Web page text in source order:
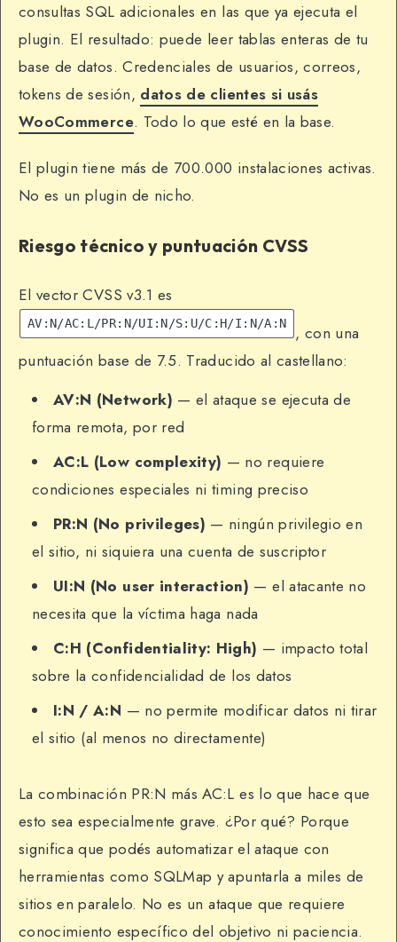
consultas SQL adicionales en las que ya ejecuta el
plugin. El resultado: puede leer tablas enteras de tu
base de datos. Credenciales de usuarios, correos,
tokens de sesión, datos de clientes si usás
WooCommerce. Todo lo que esté en la base.
El plugin tiene más de 700.000 instalaciones activas.
No es un plugin de nicho.
Riesgo técnico y puntuación CVSS
El vector CVSS v3.1 es
AV:N/AC:L/PR:N/UI:N/S:U/C:H/I:N/A:N
, con una
puntuación base de 7.5. Traducido al castellano:
AV:N (Network) — el ataque se ejecuta de
forma remota, por red
AC:L (Low complexity) — no requiere
condiciones especiales ni timing preciso
PR:N (No privileges) — ningún privilegio en
el sitio, ni siquiera una cuenta de suscriptor
UI:N (No user interaction) — el atacante no
necesita que la víctima haga nada
C:H (Confidentiality: High) — impacto total
sobre la confidencialidad de los datos
I:N / A:N — no permite modificar datos ni tirar
el sitio (al menos no directamente)
La combinación PR:N más AC:L es lo que hace que
esto sea especialmente grave. ¿Por qué? Porque
significa que podés automatizar el ataque con
herramientas como SQLMap y apuntarla a miles de
sitios en paralelo. No es un ataque que requiere
conocimiento específico del objetivo ni paciencia.